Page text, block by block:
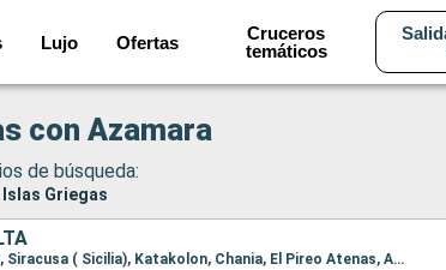
Lujo Ofertas
Cruceros
temáticos
con Azamara
de búsqueda:
Griegas
Itinerario : Civitavecchia - Roma, Salerno, Siracusa ( Sicilia), Katakolon, Chania, El Pireo Atenas, Alejandria, Heraklion, La Valetta, Catania, Nápoles, Civitavecchia - Roma